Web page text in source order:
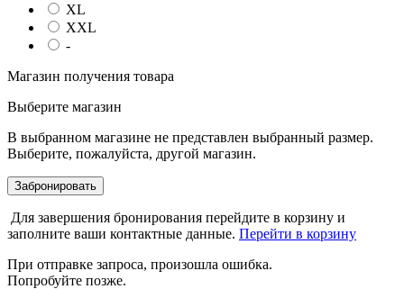
XL
XXL
-
Магазин получения товара
Выберите магазин
В выбранном магазине не представлен выбранный размер.
Выберите, пожалуйста, другой магазин.
Забронировать
Для завершения бронирования перейдите в корзину и
заполните ваши контактные данные. Перейти в корзину
При отправке запроса, произошла ошибка.
Попробуйте позже.